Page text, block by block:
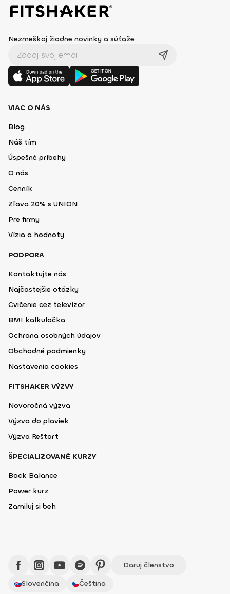
Nezmeškaj žiadne novinky a súťaže
VIAC O NÁS
Blog
Náš tím
Úspešné príbehy
O nás
Cenník
Zľava 20% s UNION
Pre firmy
Vízia a hodnoty
PODPORA
Kontaktujte nás
Najčastejšie otázky
Cvičenie cez televízor
BMI kalkulačka
Ochrana osobných údajov
Obchodné podmienky
Nastavenia cookies
FITSHAKER VÝZVY
Novoročná výzva
Výzva do plaviek
Výzva Reštart
ŠPECIALIZOVANÉ KURZY
Back Balance
Power kurz
Zamiluj si beh
Daruj členstvo
Slovenčina
Čeština